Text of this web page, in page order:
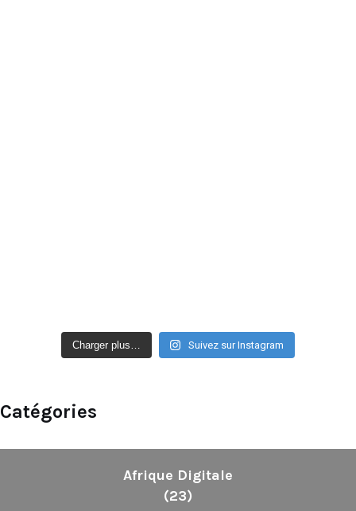
Charger plus… Suivez sur Instagram
Catégories
Afrique Digitale
(23)